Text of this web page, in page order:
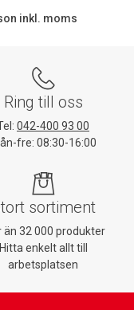
inkl. moms
Ring till oss
042-400 93 00
fre: 08:30-16:00
sortiment
än 32 000 produkter
Hitta enkelt allt till
arbetsplatsen